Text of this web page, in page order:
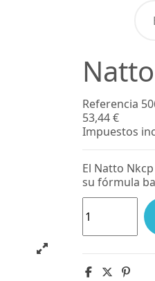
Referencia
53,44 €
Impuestos
El Natto
su fórmula